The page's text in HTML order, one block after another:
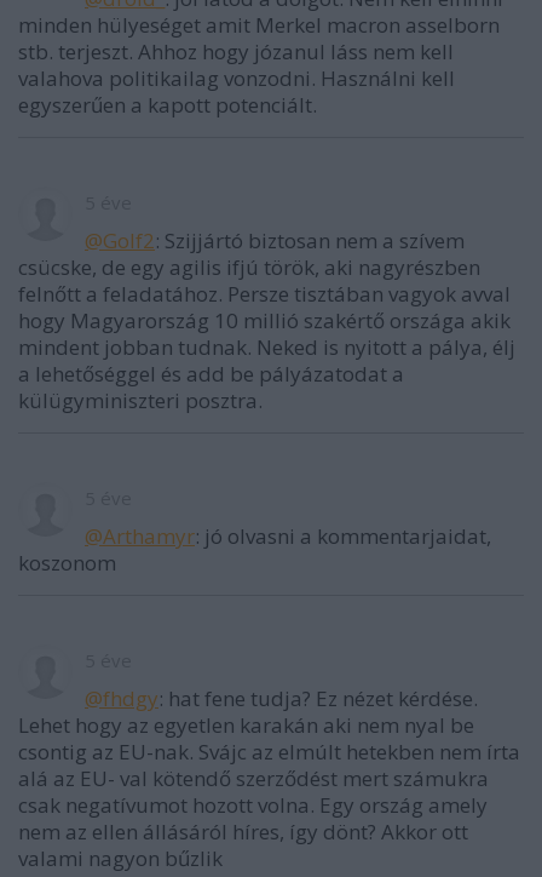
minden hülyeséget amit Merkel macron asselborn
stb. terjeszt. Ahhoz hogy józanul láss nem kell
valahova politikailag vonzodni. Használni kell
egyszerűen a kapott potenciált.
@Golf2: Szijjártó biztosan nem a szívem
csücske, de egy agilis ifjú török, aki nagyrészben
felnőtt a feladatához. Persze tisztában vagyok avval
hogy Magyarország 10 millió szakértő országa akik
mindent jobban tudnak. Neked is nyitott a pálya, élj
a lehetőséggel és add be pályázatodat a
külügyminiszteri posztra.
@Arthamyr: jó olvasni a kommentarjaidat,
koszonom
@fhdgy: hat fene tudja? Ez nézet kérdése.
Lehet hogy az egyetlen karakán aki nem nyal be
csontig az EU-nak. Svájc az elmúlt hetekben nem írta
alá az EU- val kötendő szerződést mert számukra
csak negatívumot hozott volna. Egy ország amely
nem az ellen állásáról híres, így dönt? Akkor ott
valami nagyon bűzlik